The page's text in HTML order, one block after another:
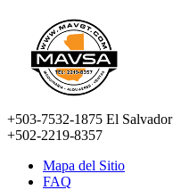
+503-7532-1875 El Salvador
+502-2219-8357
Mapa del Sitio
FAQ